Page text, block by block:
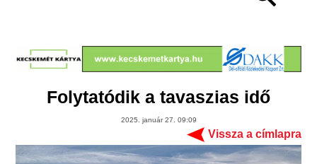
Folytatódik a tavaszias idő
2025. január 27. 09:09
Vissza a címlapra